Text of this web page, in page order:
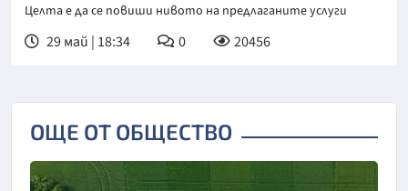
Целта е да се повиши нивото на предлаганите услуги
29 май | 18:34 0 20456
ОЩЕ ОТ ОБЩЕСТВО